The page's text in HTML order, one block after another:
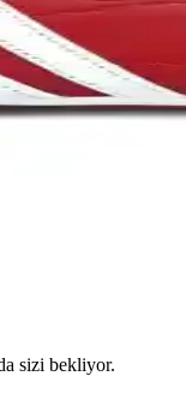
sizi bekliyor.